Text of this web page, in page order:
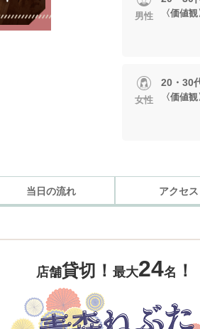
男性 〈価値
女性
20・30
〈価値
当日の流れ アクセス
店舗貸切！ 最大24名 ！